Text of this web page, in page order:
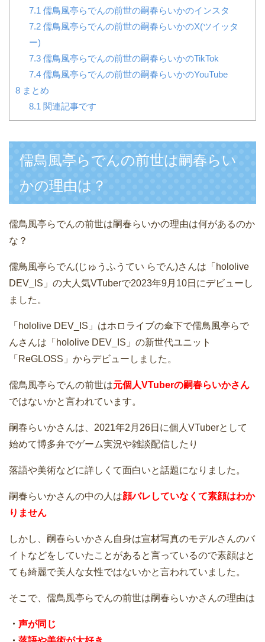
7.1 儒鳥風亭らでんの前世の嗣春らいかのインスタ
7.2儒鳥風亭らでんの前世の嗣春らいかのX(ツイッタ
ー)
7.3儒鳥風亭らでんの前世の嗣春らいかのTikTok
7.4儒鳥風亭らでんの前世の嗣春らいかのYouTube
8 まとめ
8.1 関連記事です
儒鳥風亭らでんの前世は嗣春らい
かの理由は？
儒鳥風亭らでんの前世は嗣春らいかの理由は何があるのか
な？
儒鳥風亭らでん(じゅうふうてい らでん)さんは「hololive
DEV_IS」の大人気VTuberで2023年9月10日にデビューし
ました。
「hololive DEV_IS」はホロライブの傘下で儒鳥風亭らで
んさんは「hololive DEV_IS」の新世代ユニット
「ReGLOSS」からデビューしました。
儒鳥風亭らでんの前世は元個人VTuberの嗣春らいかさん
ではないかと言われています。
嗣春らいかさんは、2021年2月26日に個人VTuberとして
始めて博多弁でゲーム実況や雑談配信したり
落語や美術などに詳しくて面白いと話題になりました。
嗣春らいかさんの中の人は顔バレしていなくて素顔はわか
りません
しかし、嗣春らいかさん自身は宣材写真のモデルさんのバ
イトなどをしていたことがあると言っているので素顔はと
ても綺麗で美人な女性ではないかと言われていました。
そこで、儒鳥風亭らでんの前世は嗣春らいかさんの理由は
・ 声が同じ